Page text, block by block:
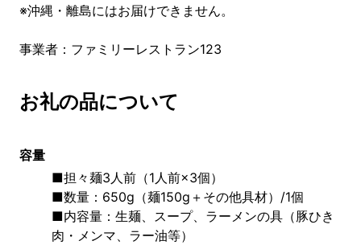
※沖縄・離島にはお届けできません。
事業者：ファミリーレストラン123
お礼の品について
容量
■担々麺3人前（1人前×3個）
■数量：650g（麺150g＋その他具材）/1個
■内容量：生麺、スープ、ラーメンの具（豚ひき
肉・メンマ、ラー油等）